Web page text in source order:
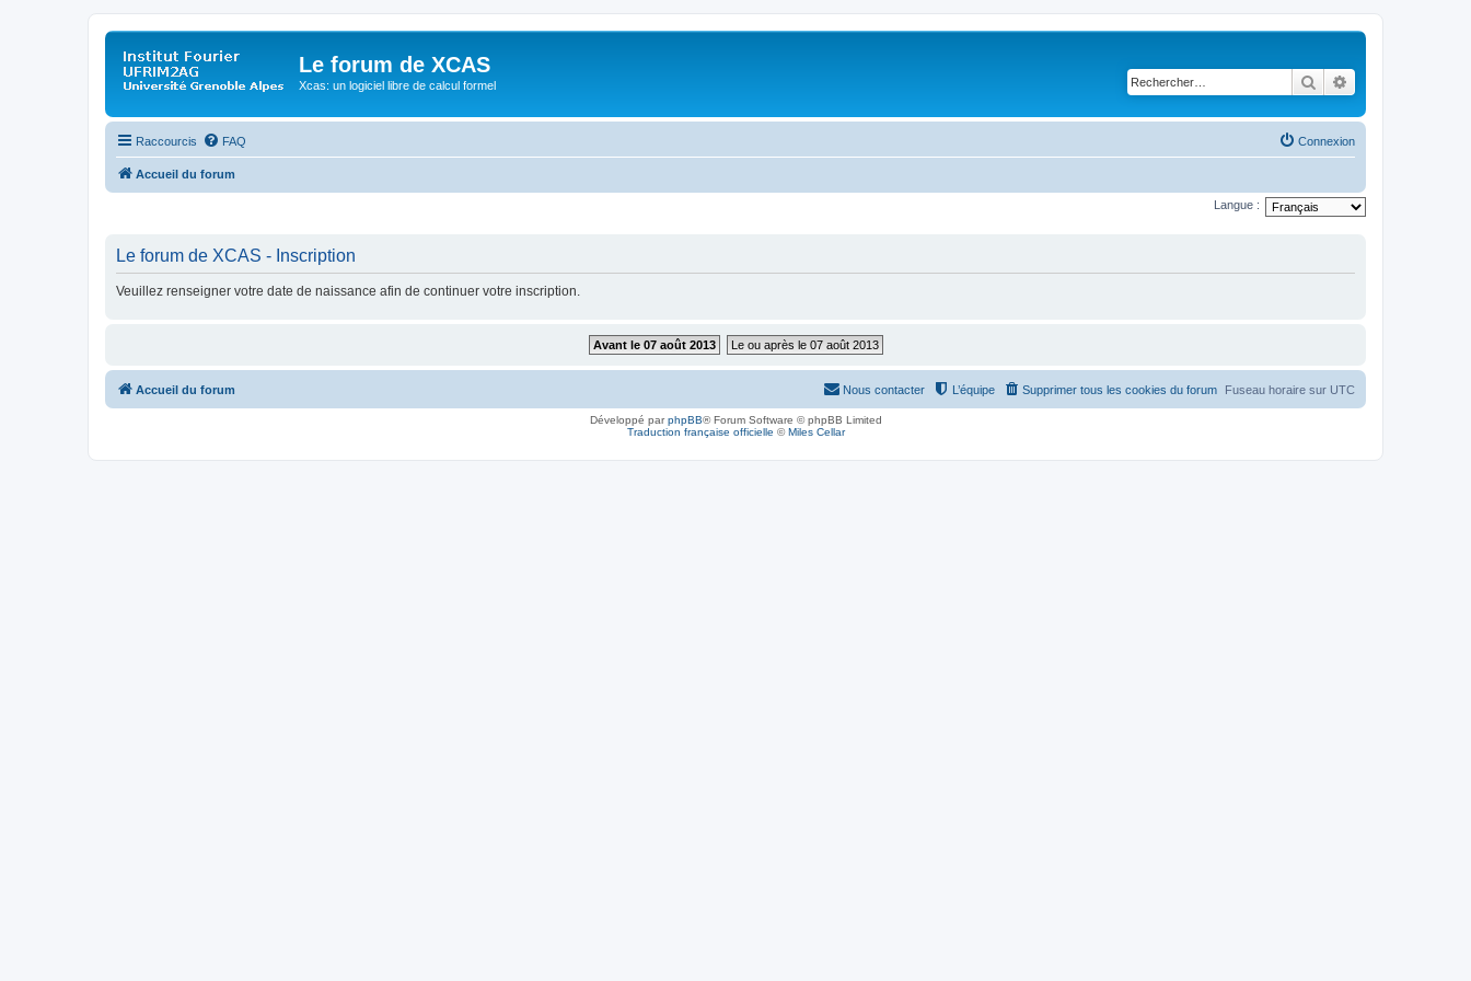
Le forum de XCAS
Xcas: un logiciel libre de calcul formel Rechercher
Raccourcis FAQ Connexion
Accueil du forum
Langue :
Le forum de XCAS - Inscription
Veuillez renseigner votre date de naissance afin de continuer votre inscription.
Avant le 07 août 2013 Le ou après le 07 août 2013
Accueil du forum Fuseau horaire sur UTC
Supprimer tous les cookies du forum
L’équipe
Nous contacter
Développé parphpBB® Forum Software © phpBB Limited
Traduction française officielle ©Miles Cellar